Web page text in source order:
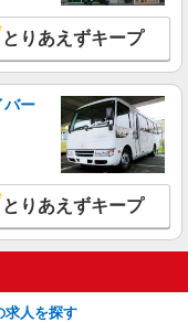
詳細を見る
＊教育体制充実◎30
日払い有/週払い有/交
)＞
詳細を見る
とりあえずキープ
バー
とりあえずキープ
求人を探す